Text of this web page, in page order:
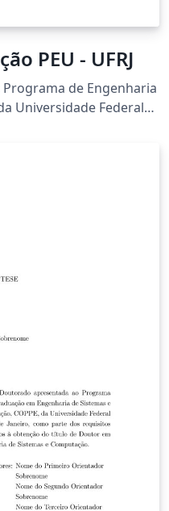
PEU - UFRJ
de Engenharia
Universidade Federal